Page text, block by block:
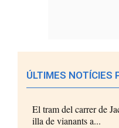
ÚLTIMES NOTÍCIES
El tram del carrer de
illa de vianants a...